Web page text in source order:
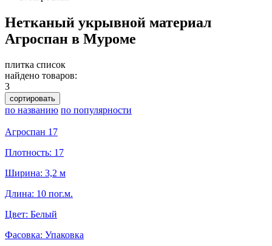
Нетканый укрывной материал
Агроспан в Муроме
плитка список
найдено товаров:
3
сортировать
по названию по популярности
Агроспан 17
Плотность: 17
Ширина: 3,2 м
Длина: 10 пог.м.
Цвет: Белый
Фасовка: Упаковка